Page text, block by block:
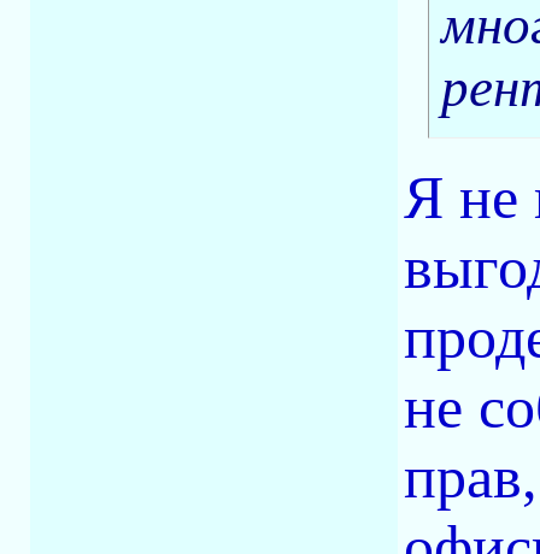
Я не
не